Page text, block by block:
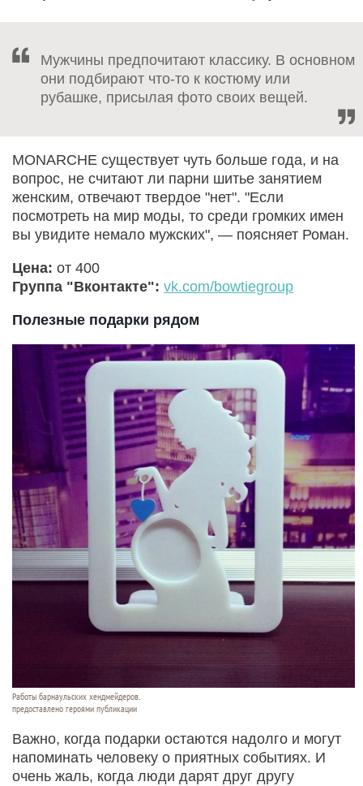
Мужчины предпочитают классику. В основном
они подбирают что-то к костюму или
рубашке, присылая фото своих вещей.
MONARCHE существует чуть больше года, и на
вопрос, не считают ли парни шитье занятием
женским, отвечают твердое "нет". "Если
посмотреть на мир моды, то среди громких имен
вы увидите немало мужских", — поясняет Роман.
Цена: от 400
Группа "Вконтакте": vk.com/bowtiegroup
Полезные подарки рядом
Работы барнаульских хендмейдеров.
предоставлено героями публикации
Важно, когда подарки остаются надолго и могут
напоминать человеку о приятных событиях. И
очень жаль, когда люди дарят друг другу